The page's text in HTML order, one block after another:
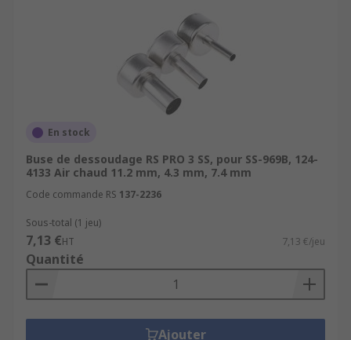
En stock
Buse de dessoudage RS PRO 3 SS, pour SS-969B, 124-
4133 Air chaud 11.2 mm, 4.3 mm, 7.4 mm
Code commande RS 137-2236
Sous-total (1 jeu)
7,13 €HT 7,13 €/jeu
Quantité
Ajouter